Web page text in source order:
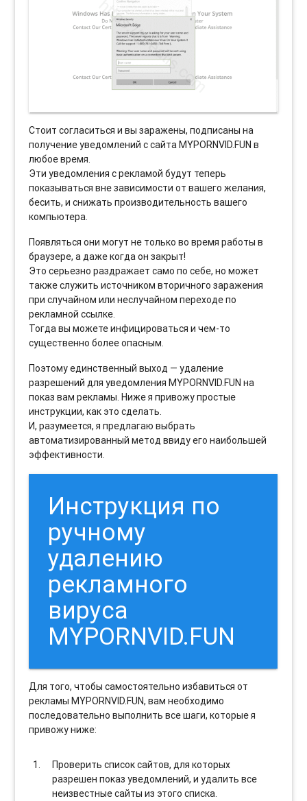
Стоит согласиться и вы заражены, подписаны на
получение уведомлений с сайта MYPORNVID.FUN в
любое время.
Эти уведомления с рекламой будут теперь
показываться вне зависимости от вашего желания,
бесить, и снижать производительность вашего
компьютера.
Появляться они могут не только во время работы в
браузере, а даже когда он закрыт!
Это серьезно раздражает само по себе, но может
также служить источником вторичного заражения
при случайном или неслучайном переходе по
рекламной ссылке.
Тогда вы можете инфицироваться и чем-то
существенно более опасным.
Поэтому единственный выход — удаление
разрешений для уведомления MYPORNVID.FUN на
показ вам рекламы. Ниже я привожу простые
инструкции, как это сделать.
И, разумеется, я предлагаю выбрать
автоматизированный метод ввиду его наибольшей
эффективности.
Инструкция по
ручному
удалению
рекламного
вируса
MYPORNVID.FUN
Для того, чтобы самостоятельно избавиться от
рекламы MYPORNVID.FUN, вам необходимо
последовательно выполнить все шаги, которые я
привожу ниже:
Проверить список сайтов, для которых
разрешен показ уведомлений, и удалить все
неизвестные сайты из этого списка.